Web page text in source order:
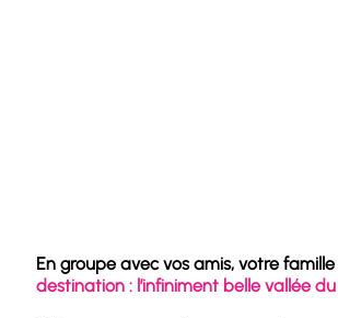
En groupe avec vos amis, votre famille
destination : l’infiniment belle vallée